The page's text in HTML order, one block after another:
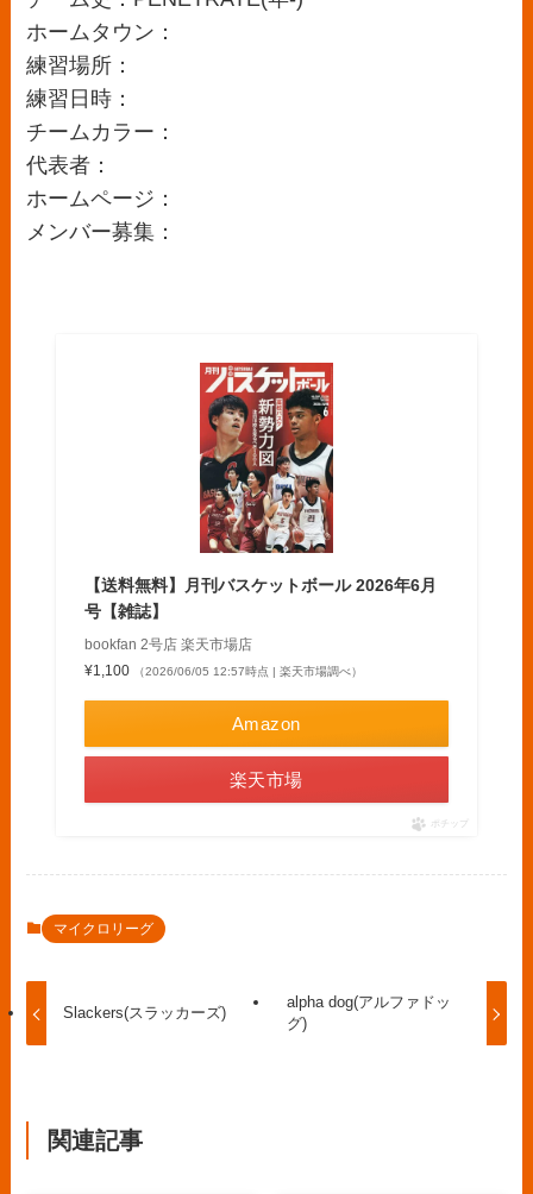
ホームタウン：
練習場所：
練習日時：
チームカラー：
代表者：
ホームページ：
メンバー募集：
【送料無料】月刊バスケットボール 2026年6月
号【雑誌】
bookfan 2号店 楽天市場店
¥1,100
（2026/06/05 12:57時点 | 楽天市場調べ）
Amazon
楽天市場
ポチップ
マイクロリーグ
Slackers(スラッカーズ)
alpha dog(アルファドッ
グ)
関連記事